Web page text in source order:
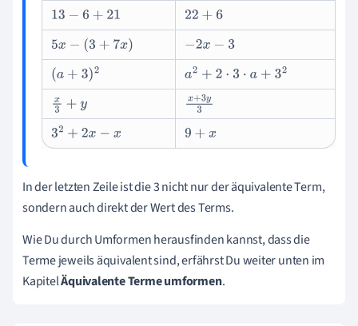
13−6+ 21 22+6
5x− (3+7x ) −2x−3
(a+ 3)2 a2+2⋅ 3⋅ a +3 2
x3 +y x+3y3
32 +2x −x 9+x
In der letzten Zeile ist die 3 nicht nur der äquivalente Term,
sondern auch direkt der Wert des Terms.
Wie Du durch Umformen herausfinden kannst, dass die
Terme jeweils äquivalent sind, erfährst Du weiter unten im
KapitelÄquivalente Terme umformen.